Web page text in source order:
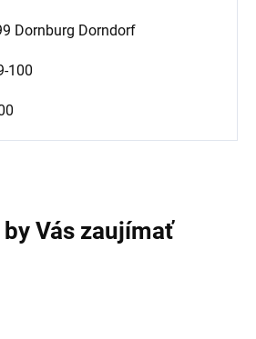
Dornburg Dorndorf
100
Vás zaujímať